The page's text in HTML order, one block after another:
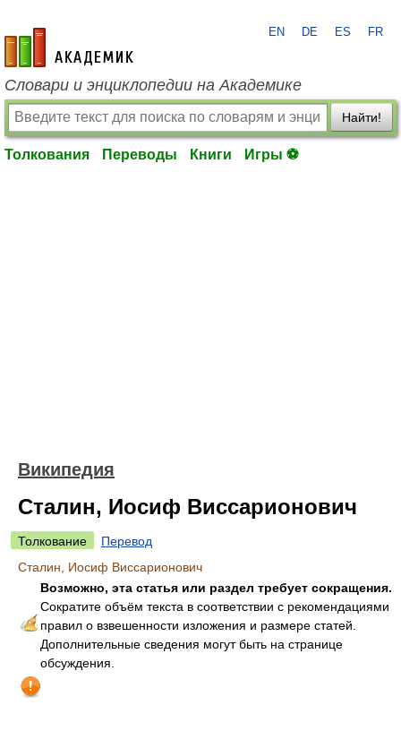
academic.ru
EN DE ES FR
Словари и энциклопедии на Академике
Найти!
Толкования Переводы Книги Игры ⚽
Википедия
Сталин, Иосиф Виссарионович
Толкование
Перевод
Сталин, Иосиф Виссарионович
Возможно, эта статья или раздел требует сокращения.
Сократите объём текста в соответствии с рекомендациями
правил о взвешенности изложения и размере статей.
Дополнительные сведения могут быть на странице
обсуждения.